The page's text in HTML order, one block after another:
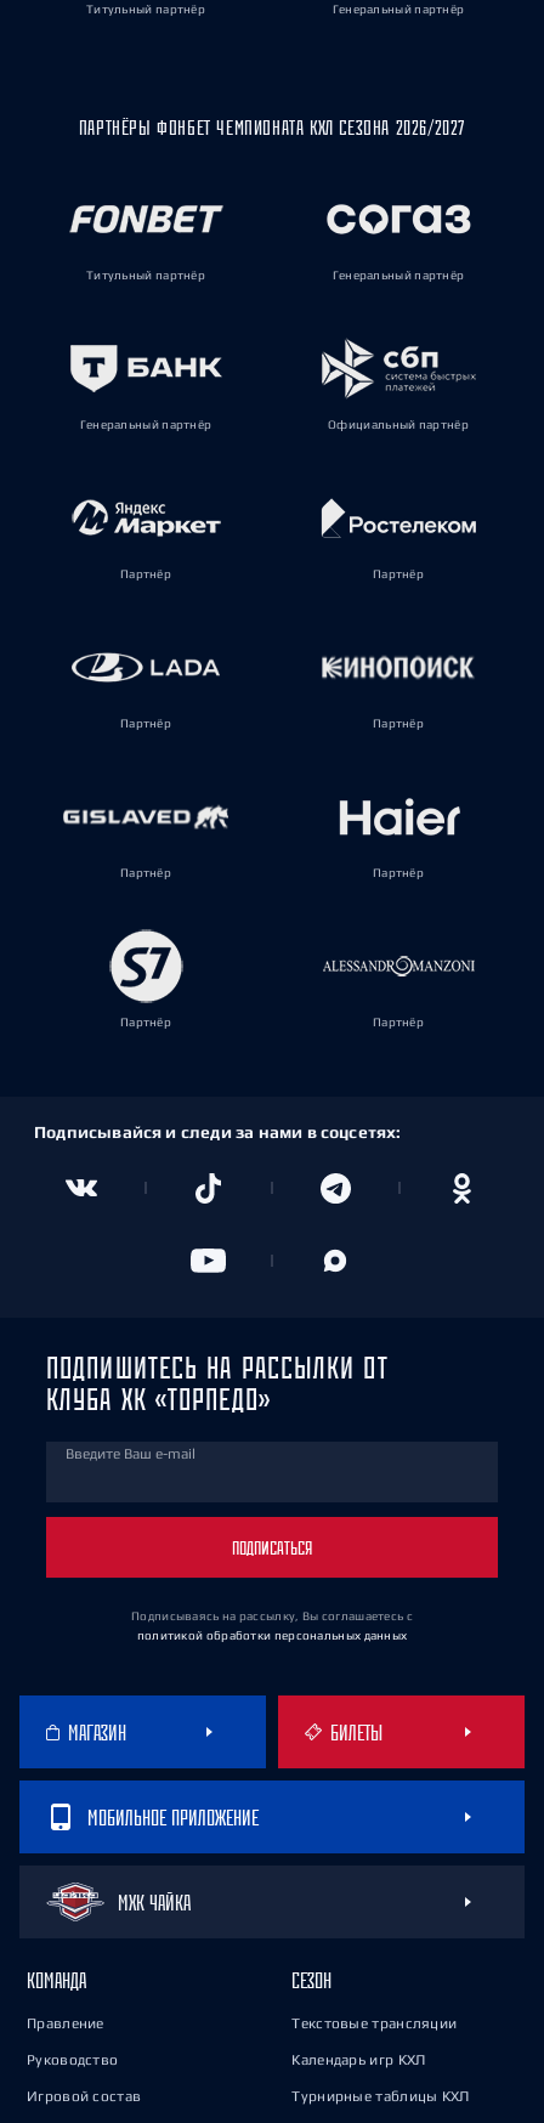
Титульный партнёр Генеральный партнёр
ПАРТНЁРЫ ФОНБЕТ ЧЕМПИОНАТА КХЛ СЕЗОНА 2026/2027
Титульный партнёр Генеральный партнёр
Генеральный партнёр Официальный партнёр
Партнёр Партнёр
Партнёр Партнёр
Партнёр Партнёр
Партнёр Партнёр
Подписывайся и следи за нами в соцсетях:
ПОДПИШИТЕСЬ НА РАССЫЛКИ ОТ
КЛУБА ХК «ТОРПЕДО»
Введите Ваш e-mail
ПОДПИСАТЬСЯ
Подписываясь на рассылку, Вы соглашаетесь с
политикой обработки персональных данных
МАГАЗИН БИЛЕТЫ
МОБИЛЬНОЕ ПРИЛОЖЕНИЕ
МХК ЧАЙКА
КОМАНДА
Правление
Руководство
Игровой состав
СЕЗОН
Текстовые трансляции
Календарь игр КХЛ
Турнирные таблицы КХЛ